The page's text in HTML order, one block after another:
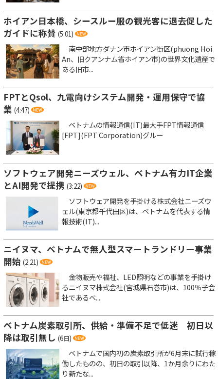
ホイアン日本橋、シースルー服の観光客に退去促した
ガイドに称賛 (5:01)
南中部地方ダナン市ホイアン街区(phuong Hoi
An、旧クアンナム省ホイアン市)の世界文化遺産で
ある旧市...
FPTとQsol、九電向けシステム開発・運用保守で協
業 (4:47)
ベトナムの情報通信(IT)最大手FPT情報通信
[FPT](FPT Corporation)グルー
ソフトウェア開発ニーズウェル、ベトナム有力IT企業
とAI開発で提携 (3:22)
ソフトウェア開発を手掛ける株式会社ニーズウ
ェル(東京都千代田区)は、ベトナムを代表する情
報技術(IT)...
ニイヌマ、ベトナムで無人型スマートランドリー事業
開始 (2:21)
金物販売や福祉、LED照明などの事業を手掛け
るニイヌマ株式会社(宮城県石巻市)は、100％子会
社であるベ...
ベトナム炭素取引所、供給・準備不足で低迷 初日以
降は取引無し (6日)
ベトナムで国内初の炭素取引所が6月末に試行稼
働したものの、初日の取引以降、1か月余りにわた
り新たな...